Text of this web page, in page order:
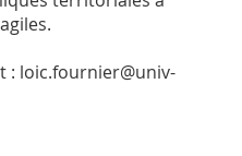
: loic.fournier@univ-